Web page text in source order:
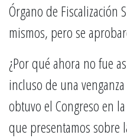
Órgano de Fiscalización
mismos, pero se
¿Por qué ahora no fue
incluso de una
obtuvo el Congreso en
que presentamos sobre